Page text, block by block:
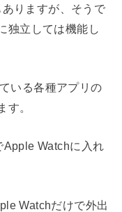
りますが、そうで
立しては機能し
いる各種アプリの
す。
Watchに入れ
Watchだけで外出